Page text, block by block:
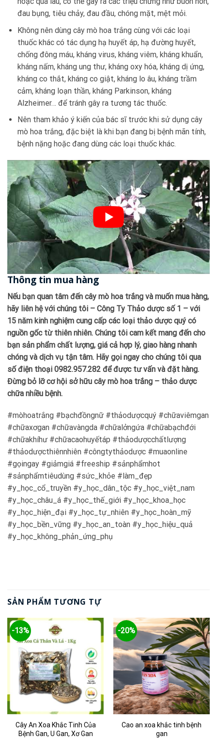
đau bụng, tiêu chảy, đau đầu, chóng mặt, mệt mỏi.
Không nên dùng cây mò hoa trắng cùng với các loại
thuốc khác có tác dụng hạ huyết áp, hạ đường huyết,
chống đông máu, kháng virus, kháng viêm, kháng khuẩn,
kháng nấm, kháng ung thư, kháng oxy hóa, kháng dị ứng,
kháng co thắt, kháng co giật, kháng lo âu, kháng trầm
cảm, kháng loạn thần, kháng Parkinson, kháng
Alzheimer… để tránh gây ra tương tác thuốc.
Nên tham khảo ý kiến của bác sĩ trước khi sử dụng cây
mò hoa trắng, đặc biệt là khi bạn đang bị bệnh mãn tính,
bệnh nặng hoặc đang dùng các loại thuốc khác.
Thông tin mua hàng
Nếu bạn quan tâm đến cây mò hoa trắng và muốn mua hàng,
hãy liên hệ với chúng tôi – Công Ty Thảo dược số 1 – với
15 năm kinh nghiệm cung cấp các loại thảo dược quý có
nguồn gốc từ thiên nhiên. Chúng tôi cam kết mang đến cho
bạn sản phẩm chất lượng, giá cả hợp lý, giao hàng nhanh
chóng và dịch vụ tận tâm. Hãy gọi ngay cho chúng tôi qua
số điện thoại 0982.957.282 để được tư vấn và đặt hàng.
Đừng bỏ lỡ cơ hội sở hữu cây mò hoa trắng – thảo dược
chữa nhiều bệnh.
#mòhoatrắng #bạchđồngnữ #thảodượcquý #chữaviêmgan
#chữaxơgan #chữavàngda #chữalởngứa #chữabạchđới
#chữakhíhư #chữacaohuyếtáp #thảodượcchấtlượng
#thảodượcthiênnhiên #côngtythảodược #muaonline
#gọingay #giảmgiá #freeship #sảnphẩmhot
#sảnphẩmtiêudùng #sức_khỏe #làm_đẹp
#y_học_cổ_truyền #y_học_dân_tộc #y_học_việt_nam
#y_học_châu_á #y_học_thế_giới #y_học_khoa_học
#y_học_hiện_đại #y_học_tự_nhiên #y_học_hoàn_mỹ
#y_học_bền_vững #y_học_an_toàn #y_học_hiệu_quả
#y_học_không_phản_ứng_phụ
SẢN PHẨM TƯƠNG TỰ
-13%
Cây An Xoa Khắc Tinh Của
Bệnh Gan, U Gan, Xơ Gan
-20%
Cao an xoa khắc tinh bệnh
gan